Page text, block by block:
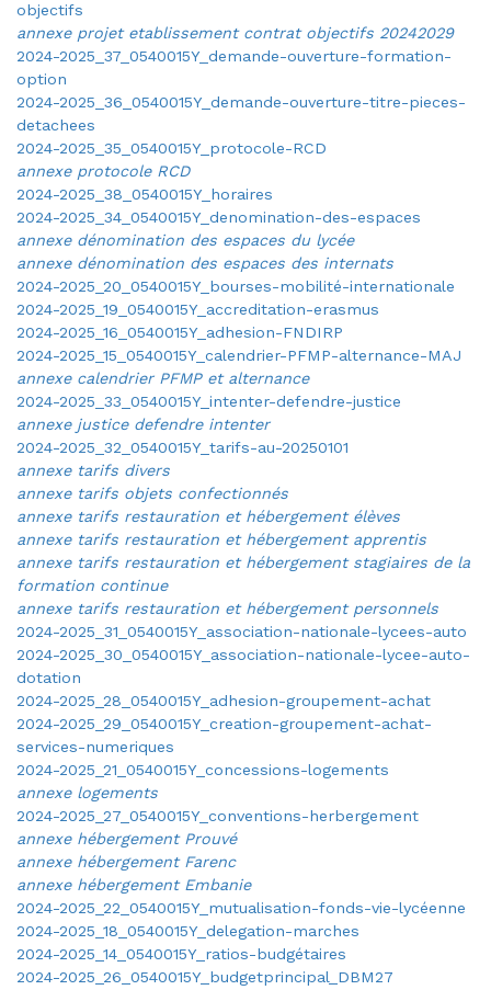
objectifs
annexe projet etablissement contrat objectifs 20242029
2024-2025_37_0540015Y_demande-ouverture-formation-
option
2024-2025_36_0540015Y_demande-ouverture-titre-pieces-
detachees
2024-2025_35_0540015Y_protocole-RCD
annexe protocole RCD
2024-2025_38_0540015Y_horaires
2024-2025_34_0540015Y_denomination-des-espaces
annexe dénomination des espaces du lycée
annexe dénomination des espaces des internats
2024-2025_20_0540015Y_bourses-mobilité-internationale
2024-2025_19_0540015Y_accreditation-erasmus
2024-2025_16_0540015Y_adhesion-FNDIRP
2024-2025_15_0540015Y_calendrier-PFMP-alternance-MAJ
annexe calendrier PFMP et alternance
2024-2025_33_0540015Y_intenter-defendre-justice
annexe justice defendre intenter
2024-2025_32_0540015Y_tarifs-au-20250101
annexe tarifs divers
annexe tarifs objets confectionnés
annexe tarifs restauration et hébergement élèves
annexe tarifs restauration et hébergement apprentis
annexe tarifs restauration et hébergement stagiaires de la
formation continue
annexe tarifs restauration et hébergement personnels
2024-2025_31_0540015Y_association-nationale-lycees-auto
2024-2025_30_0540015Y_association-nationale-lycee-auto-
dotation
2024-2025_28_0540015Y_adhesion-groupement-achat
2024-2025_29_0540015Y_creation-groupement-achat-
services-numeriques
2024-2025_21_0540015Y_concessions-logements
annexe logements
2024-2025_27_0540015Y_conventions-herbergement
annexe hébergement Prouvé
annexe hébergement Farenc
annexe hébergement Embanie
2024-2025_22_0540015Y_mutualisation-fonds-vie-lycéenne
2024-2025_18_0540015Y_delegation-marches
2024-2025_14_0540015Y_ratios-budgétaires
2024-2025_26_0540015Y_budgetprincipal_DBM27